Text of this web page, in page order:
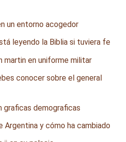
leyendo la Biblia si tuviera fe
conocer sobre el general
Argentina y cómo ha cambiado